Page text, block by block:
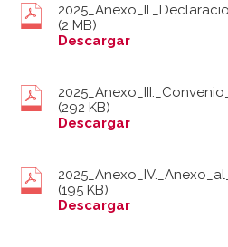
(2 MB)
Descargar
(292 KB)
Descargar
(195 KB)
Descargar